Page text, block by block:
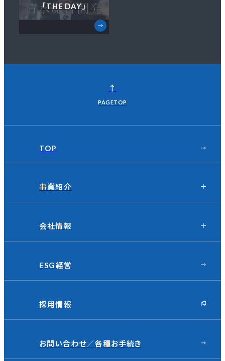
「THE DAY」
↑
PAGETOP
TOP
事業紹介
会社情報
ESG経営
採用情報
お問い合わせ／各種お手続き